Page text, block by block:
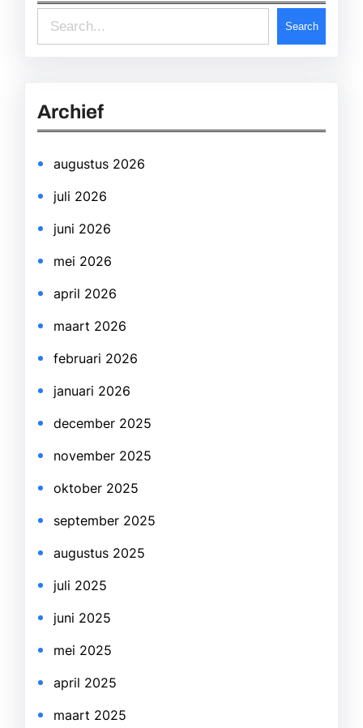
e
c
Search
Archief
augustus 2026
juli 2026
juni 2026
mei 2026
april 2026
maart 2026
februari 2026
januari 2026
december 2025
november 2025
oktober 2025
september 2025
augustus 2025
juli 2025
juni 2025
mei 2025
april 2025
maart 2025